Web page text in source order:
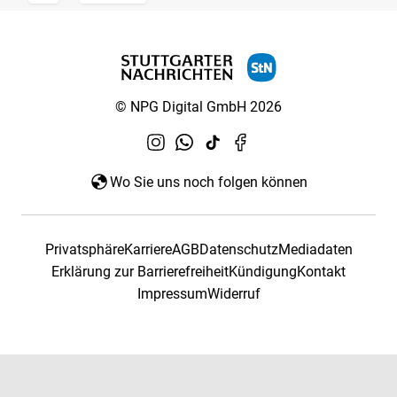
© NPG Digital GmbH 2026
Wo Sie uns noch folgen können
PrivatsphäreKarriereAGBDatenschutzMediadaten
Erklärung zur BarrierefreiheitKündigungKontakt
ImpressumWiderruf